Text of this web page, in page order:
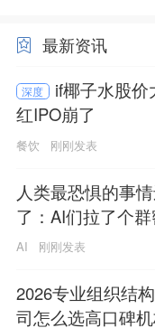
最新资讯
深度
if椰子水股价
红IPO崩了
餐饮 刚刚发表
人类最恐惧的事
了：AI们拉了个
AI 刚刚发表
2026专业组织结
司怎么选高口碑